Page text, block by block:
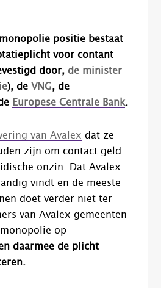
positie bestaat
voor contant
door, de minister
), de VNG, de
Europese Centrale Bank.
van Avalex dat ze
zijn om contact geld
onzin. Dat Avalex
vindt en de meeste
doet verder niet ter
van Avalex gemeenten
op
daarmee de plicht